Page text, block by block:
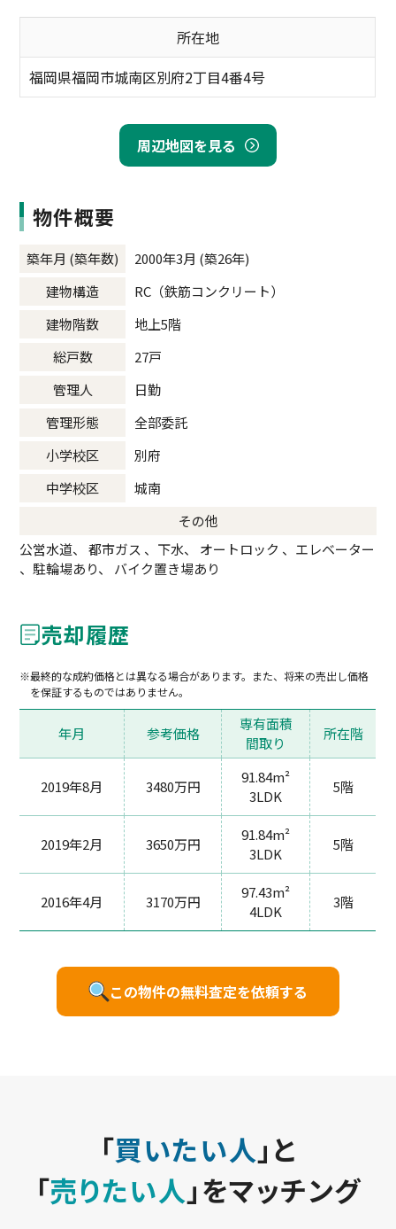
所在地
福岡県福岡市城南区別府2丁目4番4号
周辺地図を見る
物件概要
築年月 (築年数)
2000年3月 (築26年)
建物構造
RC（鉄筋コンクリート）
建物階数
地上5階
総戸数
27戸
管理人
日勤
管理形態
全部委託
小学校区
別府
中学校区
城南
その他
公営水道、 都市ガス 、下水、 オートロック 、エレベーター
、駐輪場あり、 バイク置き場あり
売却履歴
最終的な成約価格とは異なる場合があります。また、将来の売出し価格
を保証するものではありません。
年月 参考価格
専有面積
間取り
所在階
2019年8月 3480万円
91.84m²
3LDK
5階
2019年2月 3650万円
91.84m²
3LDK
5階
2016年4月 3170万円
97.43m²
4LDK
3階
この物件の無料査定を依頼する
「買いたい人」と
「売りたい人」をマッチング